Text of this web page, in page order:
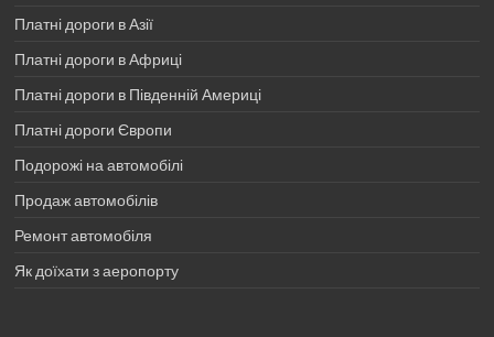
Платні дороги в Азії
Платні дороги в Африці
Платні дороги в Південній Америці
Платні дороги Європи
Подорожі на автомобілі
Продаж автомобілів
Ремонт автомобіля
Як доїхати з аеропорту